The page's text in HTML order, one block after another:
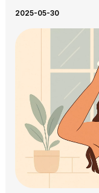
2025-05-30